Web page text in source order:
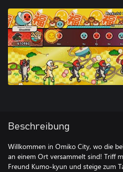
Beschreibung
Willkommen in Omiko City, wo die
an einem Ort versammelt sind! Triff
Freund Kumo-kyun und steige zum